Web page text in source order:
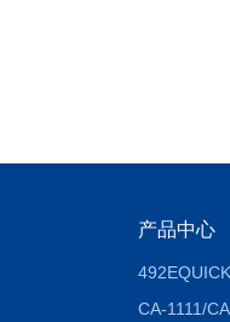
产品中心